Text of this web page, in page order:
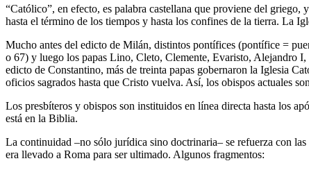
“Católico”, en efecto, es palabra castellana que proviene del
hasta el término de los tiempos y hasta los confines de la tierra. La
Mucho antes del edicto de Milán, distintos pontífices (pontífice =
o 67) y luego los papas Lino, Cleto, Clemente, Evaristo, Alejandro
edicto de Constantino, más de treinta papas gobernaron la Iglesia
oficios sagrados hasta que Cristo vuelva. Así, los obispos actuales
Los presbíteros y obispos son instituidos en línea directa hasta los
está en la Biblia.
La continuidad –no sólo jurídica sino doctrinaria– se refuerza con
era llevado a Roma para ser ultimado. Algunos fragmentos: